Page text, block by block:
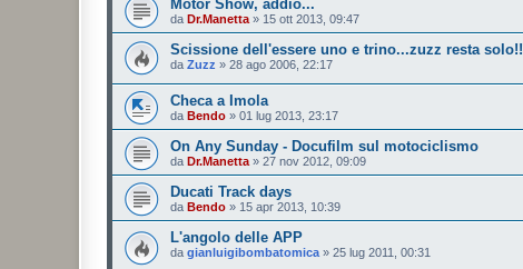
Motor Show, addio...
da Dr.Manetta » 15 ott 2013, 09:47
Scissione dell'essere uno e trino...zuzz resta solo!!
da Zuzz » 28 ago 2006, 22:17
Checa a Imola
da Bendo » 01 lug 2013, 23:17
On Any Sunday - Docufilm sul motociclismo
da Dr.Manetta » 27 nov 2012, 09:09
Ducati Track days
da Bendo » 15 apr 2013, 10:39
L'angolo delle APP
da gianluigibombatomica » 25 lug 2011, 00:31